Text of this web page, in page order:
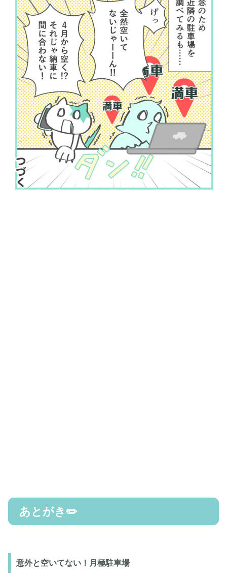
あとがき✏️
意外と空いてない！月極駐車場